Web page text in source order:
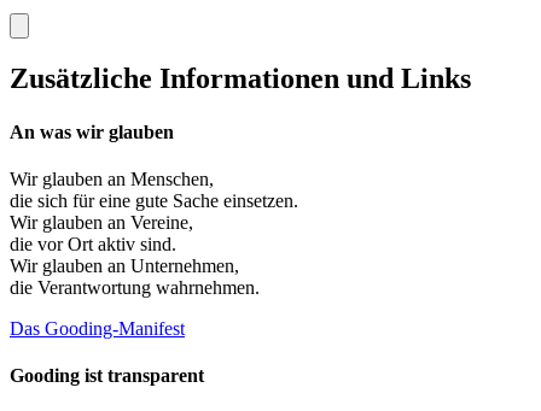
Zusätzliche Informationen und Links
An was wir glauben
Wir glauben an Menschen,
die sich für eine gute Sache einsetzen.
Wir glauben an Vereine,
die vor Ort aktiv sind.
Wir glauben an Unternehmen,
die Verantwortung wahrnehmen.
Das Gooding-Manifest
Gooding ist transparent